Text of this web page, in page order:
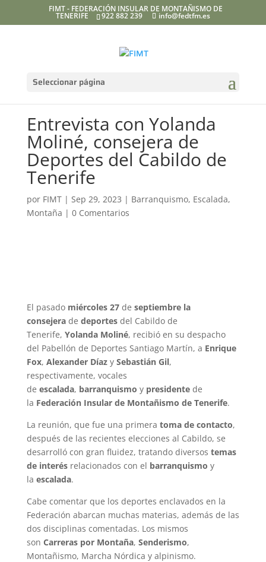
FIMT - FEDERACIÓN INSULAR DE MONTAÑISMO DE
TENERIFE 922 882 239 info@fedtfm.es
Seleccionar página
Entrevista con Yolanda
Moliné, consejera de
Deportes del Cabildo de
Tenerife
por FIMT| Sep 29, 2023 | Barranquismo, Escalada,
Montaña | 0 Comentarios
El pasado miércoles 27de septiembre la
consejerade deportesdel Cabildo de
Tenerife, Yolanda Moliné, recibió en su despacho
del Pabellón de Deportes Santiago Martín, a Enrique
Fox, Alexander Díazy Sebastián Gil,
respectivamente, vocales
de escalada, barranquismo y presidentede
la Federación Insular de Montañismo de Tenerife.
La reunión, que fue una primera toma de contacto,
después de las recientes elecciones al Cabildo, se
desarrolló con gran fluidez, tratando diversos temas
de interésrelacionados con el barranquismo y
la escalada.
Cabe comentar que los deportes enclavados en la
Federación abarcan muchas materias, además de las
dos disciplinas comentadas. Los mismos
son Carreras por Montaña, Senderismo,
Montañismo, Marcha Nórdica y alpinismo.